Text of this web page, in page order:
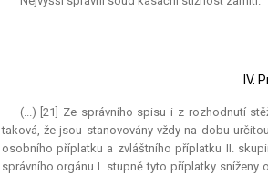
IV.
(...) [21] Ze správního spisu i z rozhodnutí
taková, že jsou stanovovány vždy na dobu
osobního příplatku a zvláštního příplatku II.
správního orgánu I. stupně tyto příplatky